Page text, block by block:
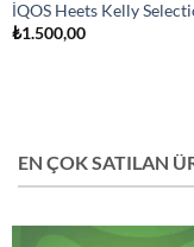
İQOS Heets Kelly
₺1.500,00
EN ÇOK SATILAN